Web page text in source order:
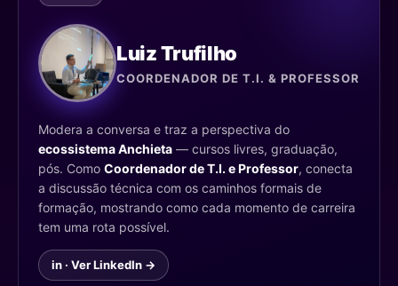
Luiz Trufilho
COORDENADOR DE T.I. & PROFESSOR
Modera a conversa e traz a perspectiva do
ecossistema Anchieta — cursos livres, graduação,
pós. Como Coordenador de T.I. e Professor, conecta
a discussão técnica com os caminhos formais de
formação, mostrando como cada momento de carreira
tem uma rota possível.
in · Ver LinkedIn →